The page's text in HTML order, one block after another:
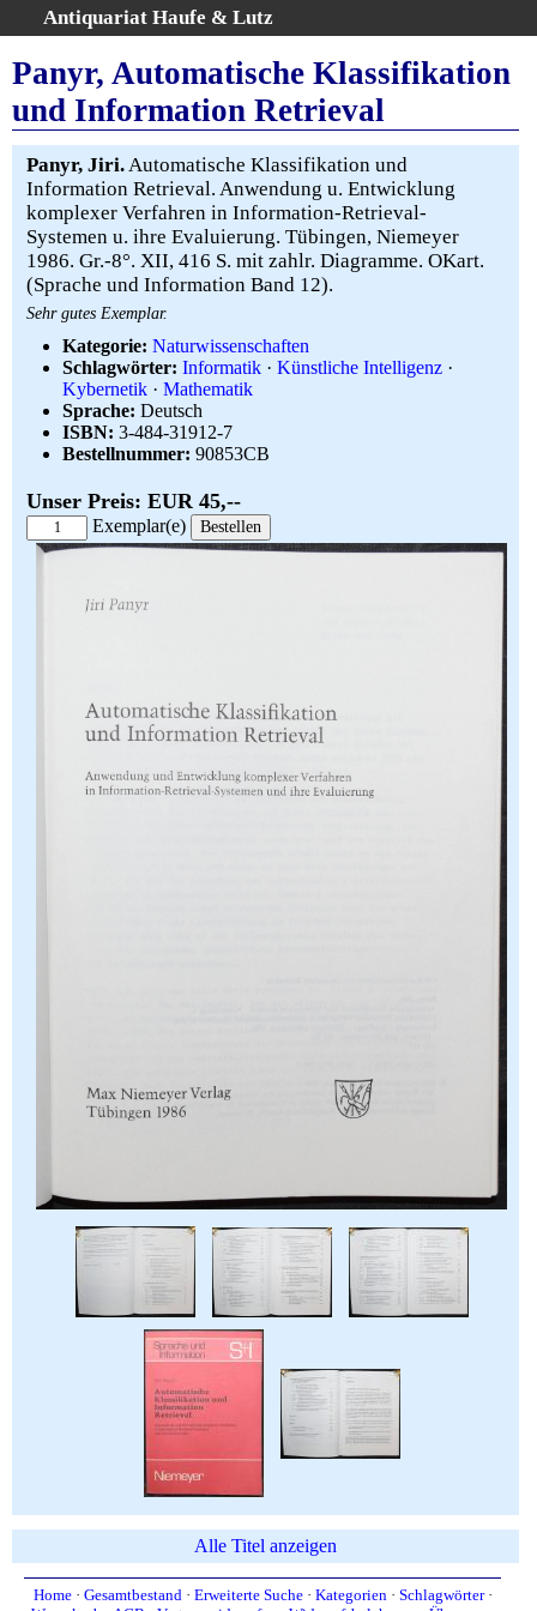
Antiquariat Haufe & Lutz
Home
Gesamtbestand
Erweiterte Suche
Kategorien
Schlagwörter
Warenkorb
AGB
Widerruf
Über uns
Aktuelle Kataloge
Kontakt
Ankauf
Impressum
Panyr, Automatische Klassifikation
und Information Retrieval
Panyr, Jiri.Automatische Klassifikation und
Information Retrieval. Anwendung u. Entwicklung
komplexer Verfahren in Information-Retrieval-
Systemen u. ihre Evaluierung. Tübingen, Niemeyer
1986. Gr.-8°. XII, 416 S. mit zahlr. Diagramme. OKart.
(Sprache und Information Band 12).
Sehr gutes Exemplar.
Kategorie: Naturwissenschaften
Schlagwörter: Informatik · Künstliche Intelligenz ·
Kybernetik · Mathematik
Sprache: Deutsch
ISBN: 3-484-31912-7
Bestellnummer: 90853CB
Unser Preis: EUR 45,--
Exemplar(e)
Alle Titel anzeigen
Home· Gesamtbestand· Erweiterte Suche· Kategorien· Schlagwörter·